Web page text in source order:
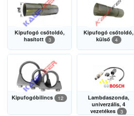
Kipufogó csőtoldó,
hasított
3
Kipufogó csőtoldó,
külső
4
Kipufogóbilincs 12
Lambdaszonda,
univerzális, 4
vezetékes
3